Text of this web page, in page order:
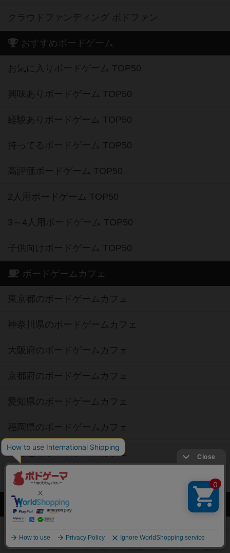
クラウドファンディング ボドファン
おすすめボードゲーム
お気に入りボードゲーム TOP50
興味ありボードゲーム TOP50
経験ありボードゲーム TOP50
持ってるボードゲーム TOP50
高評価ボードゲーム TOP50
2人用ボードゲーム TOP50
3～4人用ボードゲーム TOP50
子供向けボードゲーム TOP50
ボードゲームカフェ
東京都のボードゲームカフェ
神奈川県のボードゲームカフェ
大阪府のボードゲームカフェ
京都府のボードゲームカフェ
愛知県のボードゲームカフェ
福岡県のボードゲームカフェ
北海道のボードゲームカフェ
オーナー・店長の方へ
運営者情報